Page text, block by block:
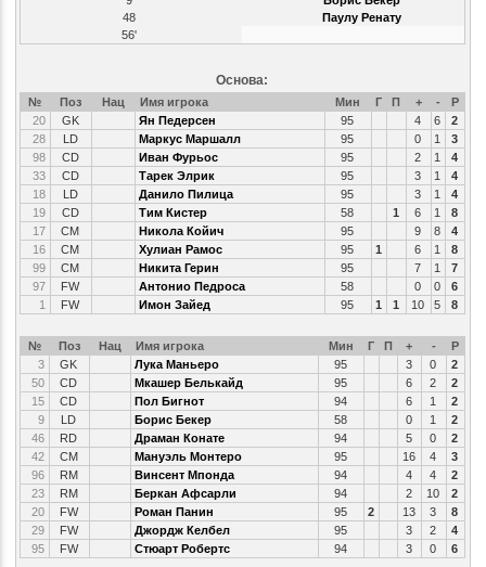
48
Паулу Ренату
56'
Основа:
№ Поз Нац Имя игрока Мин Г П + -
Р
20
GK Ян Педерсен 95 4 6
2
28
LD Маркус Маршалл 95 0 1
3
98
CD Иван Фурьос 95 2 1
4
33
CD Тарек Элрик 95 3 1
4
18
LD Данило Пилица 95 3 1
4
19
CD Тим Кистер 58 1 6 1
8
17
CM Никола Койич 95 9 8
4
16
CM Хулиан Рамос 95 1 6 1
8
99
CM Никита Герин 95 7 1
7
97
FW Антонио Педроса 58 0 0
6
1
FW Имон Зайед 95 1 1 10 5 8
№ Поз Нац Имя игрока Мин Г П + -
Р
3
GK Лука Маньеро 95 3 0
2
50
CD Мкашер Белькайд 95 6 2
2
15
CD Пол Бигнот 94 6 1
2
9
LD Борис Бекер 58 0 1
2
46
RD Драман Конате 94 5 0
2
42
CM Мануэль Монтеро 95 16 4
3
96
RM Винсент Мпонда 94 4 4
2
23
RM Беркан Афсарли 94 2 10
2
20
FW Роман Панин 95 2 13 3
8
29
FW Джордж Келбел 95 3 2
4
95
FW Стюарт Робертс 94 3 0 6